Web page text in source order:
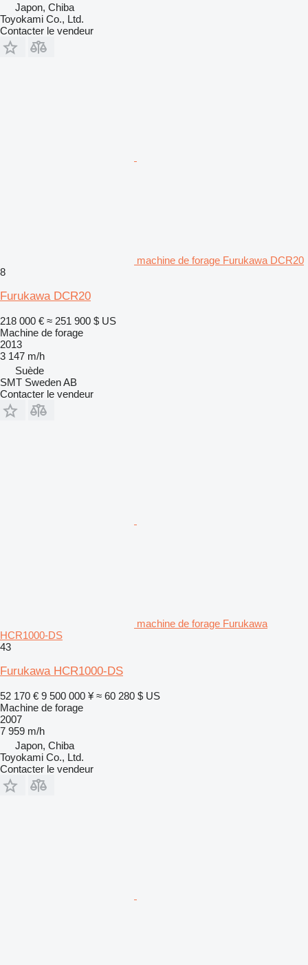
Japon, Chiba
Toyokami Co., Ltd.
Contacter le vendeur
machine de forage Furukawa DCR20
8
Furukawa DCR20
218 000 € ≈ 251 900 $ US
Machine de forage
2013
3 147 m/h
Suède
SMT Sweden AB
Contacter le vendeur
machine de forage Furukawa
HCR1000-DS
43
Furukawa HCR1000-DS
52 170 € 9 500 000 ¥ ≈ 60 280 $ US
Machine de forage
2007
7 959 m/h
Japon, Chiba
Toyokami Co., Ltd.
Contacter le vendeur